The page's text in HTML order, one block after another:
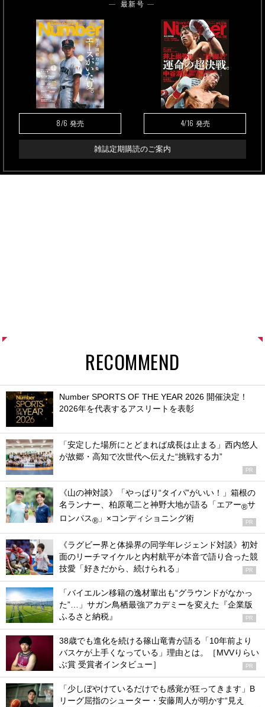
最新号
8/6 発売 4/16 発売
雑誌定期購読のご案内
RECOMMEND
Number SPORTS OF THE YEAR 2026 開催決定！
2026年を代表するアスリートを表彰
「安定した場所にとどまれば成長は止まる」西内悠人
が故郷・高知で次世代へ伝えた“挑戦する力”
PR
《山の神対談》「やっぱり“タイパ”がいい！」箱根の
名ランナー、柏原竜二と神野大地が語る「エアー®サ
ロンパス® 」×コンディショニング術 PR
《ラグビー界と体操界の同学年レジェンド対談》初対
面のリーチマイケルと内村航平が本音で語り合った競
技愛「好きだから、続けられる」
PR
「バイエルン移籍の逸材輩出も“グラウンドがなかっ
た”…」サガン鳥栖最強アカデミーを変えた『企業版
ふるさと納税』
PR
38歳でも進化を続ける篠山竜青が語る「10年前より
バスケが上手くなっている」理由とは。［MVVりらい
ぶ賞 受賞者インタビュー］
PR
「少しぼやけているだけでも感覚が狂ってきます」B
リーグ屈指のシューター・安藤周人が明かす“見え